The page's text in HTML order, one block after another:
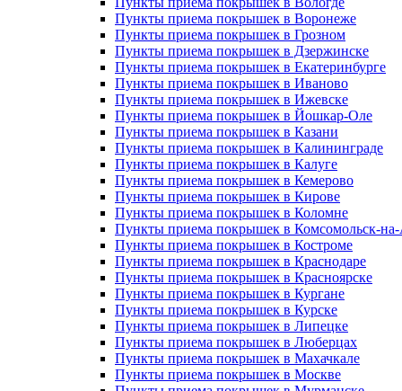
Пункты приема покрышек в Воронеже
Пункты приема покрышек в Грозном
Пункты приема покрышек в Дзержинске
Пункты приема покрышек в Екатеринбурге
Пункты приема покрышек в Иваново
Пункты приема покрышек в Ижевске
Пункты приема покрышек в Йошкар-Оле
Пункты приема покрышек в Казани
Пункты приема покрышек в Калининграде
Пункты приема покрышек в Калуге
Пункты приема покрышек в Кемерово
Пункты приема покрышек в Кирове
Пункты приема покрышек в Коломне
Пункты приема покрышек в Комсомольск-
Пункты приема покрышек в Костроме
Пункты приема покрышек в Краснодаре
Пункты приема покрышек в Красноярске
Пункты приема покрышек в Кургане
Пункты приема покрышек в Курске
Пункты приема покрышек в Липецке
Пункты приема покрышек в Люберцах
Пункты приема покрышек в Махачкале
Пункты приема покрышек в Москве